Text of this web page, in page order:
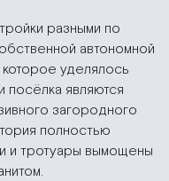
разными по
автономной
уделялось
посёлка являются
загородного
полностью
и тротуары вымощены